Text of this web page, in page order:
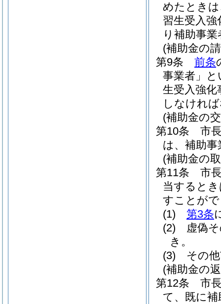
めたとき
習生受入強
り補助事
(補助金の
第9条
前条
事業者」と
生受入強化
しなけれ
(補助金の
第10条
市
は、補助
(補助金の
第11条
市
当すると
すことが
(1)
第3条
(2)
虚偽
き。
(3)
その
(補助金の
第12条
市
て、既に